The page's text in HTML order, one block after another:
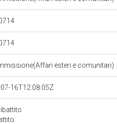
esteri e comunitari)
16T12:08:05Z